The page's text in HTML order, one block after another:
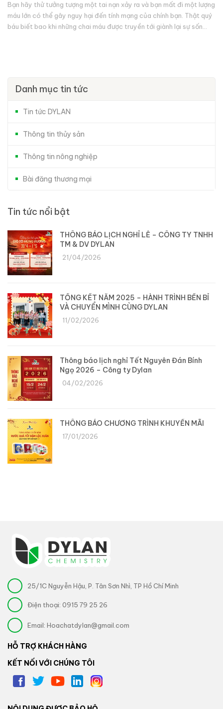
Bạn hãy thử tưởng tượng một tai nạn xảy ra và bạn mất đi một lượng
máu lớn có thể gây nguy hại đến tính mạng của chính bạn. Thật quý
báu biết bao khi những chai máu được truyền tới giành lại sự sốn...
Danh mục tin tức
Tin tức DYLAN
Thông tin thủy sản
Thông tin nông nghiệp
Bài đăng thương mại
Tin tức nổi bật
THÔNG BÁO LỊCH NGHỈ LỄ – CÔNG TY TNHH
TM & DV DYLAN
21/04/2026
TỔNG KẾT NĂM 2025 – HÀNH TRÌNH BỀN BỈ
VÀ CHUYỂN MÌNH CÙNG DYLAN
11/02/2026
Thông báo lịch nghỉ Tết Nguyên Đán Bính
Ngọ 2026 – Công ty Dylan
04/02/2026
THÔNG BÁO CHƯƠNG TRÌNH KHUYẾN MÃI
17/01/2026
25/1C Nguyễn Hậu, P. Tân Sơn Nhì, TP Hồ Chí Minh
Điện thoại: 0915 79 25 26
Email: Hoachatdylan@gmail.com
HỖ TRỢ KHÁCH HÀNG
KẾT NỐI VỚI CHÚNG TÔI